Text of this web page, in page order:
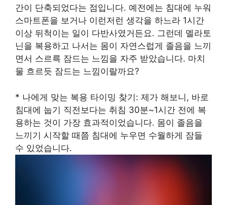
간이 단축되었다는 점입니다. 예전에는 침대에 누워
스마트폰을 보거나 이런저런 생각을 하느라 1시간
이상 뒤척이는 일이 다반사였거든요. 그런데 멜라토
닌을 복용하고 나서는 몸이 자연스럽게 졸음을 느끼
면서 스르륵 잠드는 느낌을 자주 받았습니다. 마치
물 흐르듯 잠드는 느낌이랄까요?
* 나에게 맞는 복용 타이밍 찾기: 제가 해보니, 바로
침대에 눕기 직전보다는 취침 30분~1시간 전에 복
용하는 것이 가장 효과적이었습니다. 몸이 졸음을
느끼기 시작할 때쯤 침대에 누우면 수월하게 잠들
수 있었습니다.